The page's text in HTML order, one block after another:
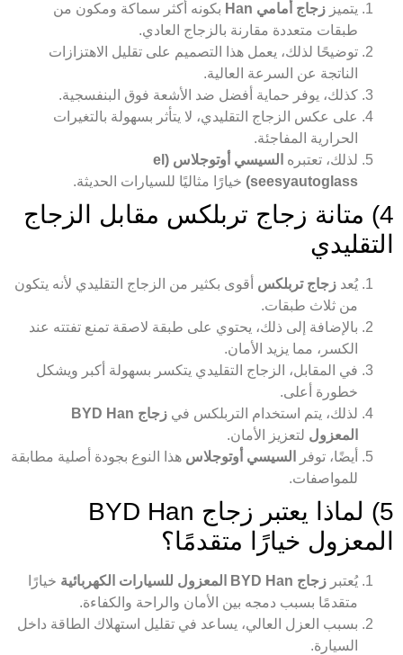
يتميز زجاج أمامي Han
بكونه أكثر سماكة ومكون من
طبقات متعددة مقارنة بالزجاج العادي.
توضيحًا لذلك، يعمل هذا التصميم على تقليل الاهتزازات
الناتجة عن السرعة العالية.
كذلك، يوفر حماية أفضل ضد الأشعة فوق البنفسجية.
على عكس الزجاج التقليدي، لا يتأثر بسهولة بالتغيرات
الحرارية المفاجئة.
لذلك، تعتبره
السيسي أوتوجلاس (el
seesyautoglass) خيارًا مثاليًا للسيارات الحديثة.
4) متانة زجاج تربلكس مقابل الزجاج
التقليدي
يُعد زجاج تربلكس أقوى بكثير من الزجاج التقليدي لأنه يتكون
من ثلاث طبقات.
بالإضافة إلى ذلك، يحتوي على طبقة لاصقة تمنع تفتته عند
الكسر، مما يزيد الأمان.
في المقابل، الزجاج التقليدي يتكسر بسهولة أكبر ويشكل
خطورة أعلى.
لذلك، يتم استخدام التربلكس في
زجاج BYD Han
المعزول لتعزيز الأمان.
أيضًا، توفر
السيسي أوتوجلاس هذا النوع بجودة أصلية مطابقة
للمواصفات.
5) لماذا يعتبر زجاج BYD Han
المعزول خيارًا متقدمًا؟
يُعتبر زجاج BYD Han المعزول للسيارات الكهربائية
خيارًا
متقدمًا بسبب دمجه بين الأمان والراحة والكفاءة.
بسبب العزل العالي، يساعد في تقليل استهلاك الطاقة داخل
السيارة.